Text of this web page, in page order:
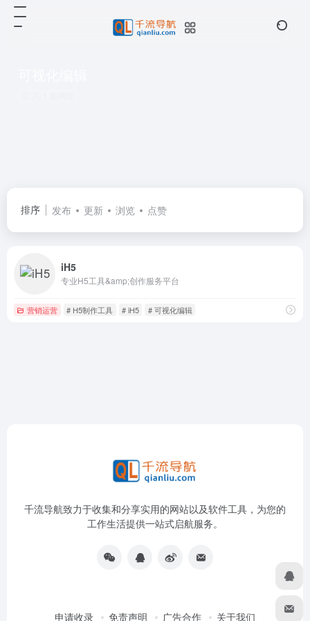
排序 发布 更新 浏览 点赞
iH5
专业H5工具&amp;创作服务平台
营销运营 # H5制作工具 # iH5 # 可视化编辑
千流导航致力于收集和分享实用的网站以及软件工具，为您的
工作生活提供一站式启航服务。
申请收录 免责声明 广告合作 关于我们